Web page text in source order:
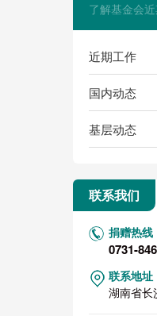
了解基金会
近期工作
国内动态
基层动态
联系我们
捐赠热线
0731-
联系地址
湖南省长